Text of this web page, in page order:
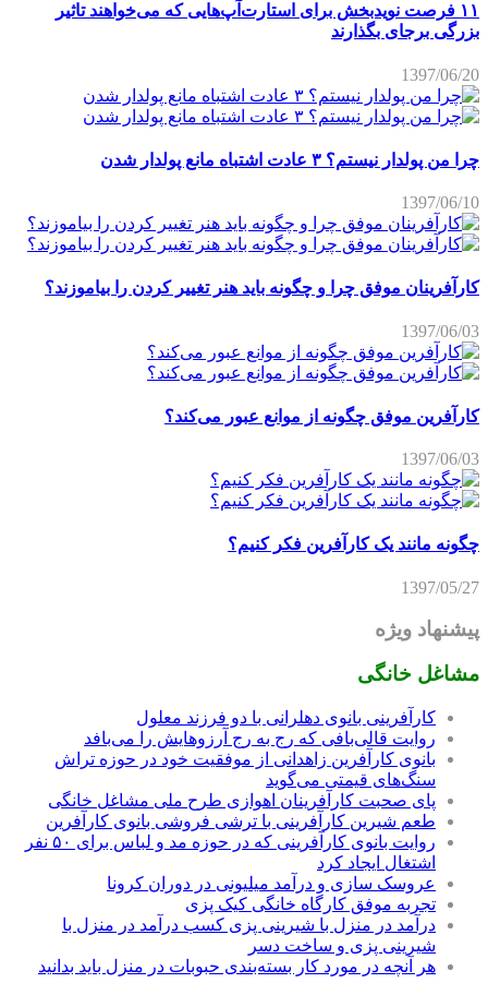
۱۱ فرصت نویدبخش برای استارت‌آپ‌هایی که می‌خواهند تاثیر
بزرگی برجای بگذارند
1397/06/20
چرا من پولدار نیستم؟ ۳ عادت اشتباه مانع پولدار شدن
1397/06/10
کارآفرینان موفق چرا و چگونه باید هنر تغییر کردن را بیاموزند؟
1397/06/03
کارآفرین موفق چگونه از موانع عبور می‌کند؟
1397/06/03
چگونه مانند یک کارآفرین فکر کنیم؟
1397/05/27
پیشنهاد ویژه
مشاغل خانگی
کارآفرینی بانوی دهلرانی با دو فرزند معلول
روایت قالی‌بافی که رج به رج آرزوهایش را می‌بافد
بانوی کارآفرین زاهدانی از موفقیت خود در حوزه تراش
سنگ‌های قیمتی می‌گوید
پای صحبت کارآفرینان اهوازی طرح ملی مشاغل خانگی
طعم شیرین کارآفرینی با ترشی فروشی بانوی کارآفرین
روایت بانوی کارآفرینی که در حوزه مد و لباس برای ۵۰ نفر
اشتغال ایجاد کرد
عروسک سازی و درآمد میلیونی در دوران کرونا
تجربه موفق کارگاه خانگی کیک پزی
درآمد در منزل با شیرینی پزی کسب درآمد در منزل با
شیرینی پزی و ساخت دسر
هر آنچه در مورد کار بسته‌بندی حبوبات در منزل باید بدانید